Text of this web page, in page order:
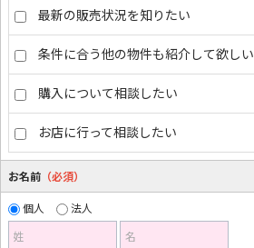
最新の販売状況を知りたい
条件に合う他の物件も紹介して欲しい
購入について相談したい
お店に行って相談したい
お名前 （必須）
個人
法人
姓
名